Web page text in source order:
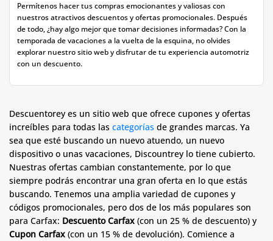
Permítenos hacer tus compras emocionantes y valiosas con
nuestros atractivos descuentos y ofertas promocionales. Después
de todo, ¿hay algo mejor que tomar decisiones informadas? Con la
temporada de vacaciones a la vuelta de la esquina, no olvides
explorar nuestro sitio web y disfrutar de tu experiencia automotriz
con un descuento.
Descuentorey es un sitio web que ofrece cupones y ofertas
increíbles para todas las categorías de grandes marcas. Ya
sea que esté buscando un nuevo atuendo, un nuevo
dispositivo o unas vacaciones, Discountrey lo tiene cubierto.
Nuestras ofertas cambian constantemente, por lo que
siempre podrás encontrar una gran oferta en lo que estás
buscando. Tenemos una amplia variedad de cupones y
códigos promocionales, pero dos de los más populares son
para Carfax: Descuento Carfax (con un 25 % de descuento) y
Cupon Carfax (con un 15 % de devolución). Comience a